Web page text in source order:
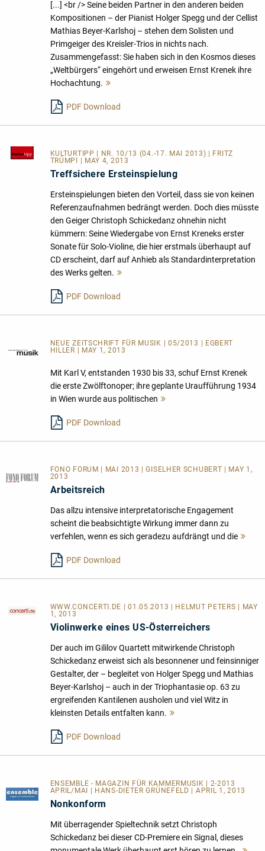
[...] <br /> Seine beiden Partner in den anderen beiden
Kompositionen – der Pianist Holger Spegg und der Cellist
Mathias Beyer-Karlshoj – stehen dem Solisten und
Primgeiger des Kreisler-Trios in nichts nach.
Zusammengefasst: Sie haben sich in den Kosmos dieses
„Weltbürgers“ eingehört und erweisen Ernst Krenek ihre
Hochachtung.
PDF Download
KULTURTIPP | NR. 10/13 (04.-17. MAI 2013) | FRITZ
TRÜMPI | MAY 4, 2013
Treffsichere Ersteinspielung
Ersteinspielungen bieten den Vorteil, dass sie von keinen
Referenzaufnahmen bedrängt werden. Doch dies müsste
den Geiger Christoph Schickedanz ohnehin nicht
kümmern: Seine Wiedergabe von Ernst Kreneks erster
Sonate für Solo-Violine, die hier erstmals überhaupt auf
CD erscheint, darf auf Anhieb als Standardinterpretation
des Werks gelten.
PDF Download
NEUE ZEITSCHRIFT FÜR MUSIK | 05/2013 | EGBERT
HILLER | MAY 1, 2013
Mit Karl V, entstanden 1930 bis 33, schuf Ernst Krenek
die erste Zwölftonoper; ihre geplante Uraufführung 1934
in Wien wurde aus politischen
PDF Download
FONO FORUM | MAI 2013 | GISELHER SCHUBERT | MAY 1,
2013
Arbeitsreich
Das allzu intensive interpretatorische Engagement
scheint die beabsichtigte Wirkung immer dann zu
verfehlen, wenn es sich geradezu aufdrängt und die
PDF Download
WWW.CONCERTI.DE | 01.05.2013 | HELMUT PETERS | MAY
1, 2013
Violinwerke eines US-Österreichers
Der auch im Gililov Quartett mitwirkende Christoph
Schickedanz erweist sich als besonnener und feinsinniger
Gestalter, der – begleitet von Holger Spegg und Mathias
Beyer-Karlshoj – auch in der Triophantasie op. 63 zu
ergreifenden Kantilenen ausholen und viel Witz in
kleinsten Details entfalten kann.
PDF Download
ENSEMBLE - MAGAZIN FÜR KAMMERMUSIK | 2-2013
APRIL/MAI | HANS-DIETER GRÜNEFELD | APRIL 1, 2013
Nonkonform
Mit überragender Spieltechnik setzt Christoph
Schickedanz bei dieser CD-Premiere ein Signal, dieses